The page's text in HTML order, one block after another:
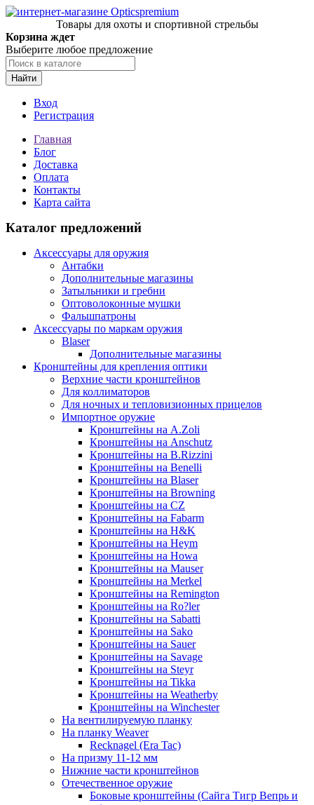
Товары для охоты и спортивной стрельбы
Корзина ждет
Выберите любое предложение
Найти
Вход
Регистрация
Главная
Блог
Доставка
Оплата
Контакты
Карта сайта
Каталог предложений
Аксессуары для оружия
Антабки
Дополнительные магазины
Затыльники и гребни
Оптоволоконные мушки
Фальшпатроны
Аксессуары по маркам оружия
Blaser
Дополнительные магазины
Кронштейны для крепления оптики
Верхние части кронштейнов
Для коллиматоров
Для ночных и тепловизионных прицелов
Импортное оружие
Кронштейны на A.Zoli
Кронштейны на Anschutz
Кронштейны на B.Rizzini
Кронштейны на Benelli
Кронштейны на Blaser
Кронштейны на Browning
Кронштейны на CZ
Кронштейны на Fabarm
Кронштейны на H&K
Кронштейны на Heym
Кронштейны на Howa
Кронштейны на Mauser
Кронштейны на Merkel
Кронштейны на Remington
Кронштейны на Ro?ler
Кронштейны на Sabatti
Кронштейны на Sako
Кронштейны на Sauer
Кронштейны на Savage
Кронштейны на Steyr
Кронштейны на Tikka
Кронштейны на Weatherby
Кронштейны на Winchester
На вентилируемую планку
На планку Weaver
Recknagel (Era Tac)
На призму 11-12 мм
Нижние части кронштейнов
Отечественное оружие
Боковые кронштейны (Сайга Тигр Вепрь и